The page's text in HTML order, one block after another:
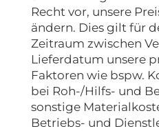
Recht vor, unsere
ändern. Dies gilt für
Zeitraum zwischen
Lieferdatum unsere
Faktoren wie bspw.
bei Roh-/Hilfs- und
sonstige
Betriebs- und